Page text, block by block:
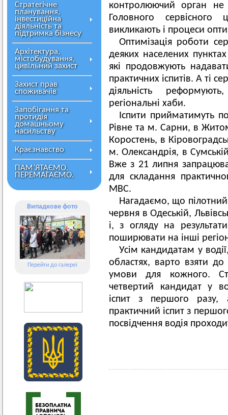
Стратегічне
планування,
інвестиційна
діяльність та
підтримка бізнесу
Архітектура,
містобудування,
цивільний захист
Захист прав
споживачів
Запобігання та
протидія
домашньому
насильству
Краєзнавство
ПАМ’ЯТАЄМО.
ПЕРЕМАГАЄМО.
Випадкове фото
Перейти до галереї
контролюючий орган не
Головного
викликають і процеси
Оптимізація роботи
деяких населених
які продовжують
практичних іспитів. А ті
діяльність
регіональні хаби.
Іспити прийматимуть
Рівне та м. Сарни, в
Коростень, в
м. Олександрія, в
Вже з 21 липня
для складання
МВС.
Нагадаємо, що пілотний
червня в Одеській,
і, з огляду на
поширювати на інші
Усім кандидатам у
областях, варто взяти
умови для кожного.
четвертий кандидат у
іспит з першого разу,
практичний іспит з
посвідчення водія